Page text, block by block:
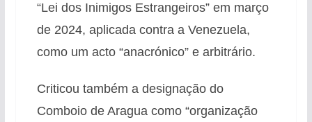
“Lei dos Inimigos Estrangeiros” em março
de 2024, aplicada contra a Venezuela,
como um acto “anacrónico” e arbitrário.
Criticou também a designação do
Comboio de Aragua como “organização